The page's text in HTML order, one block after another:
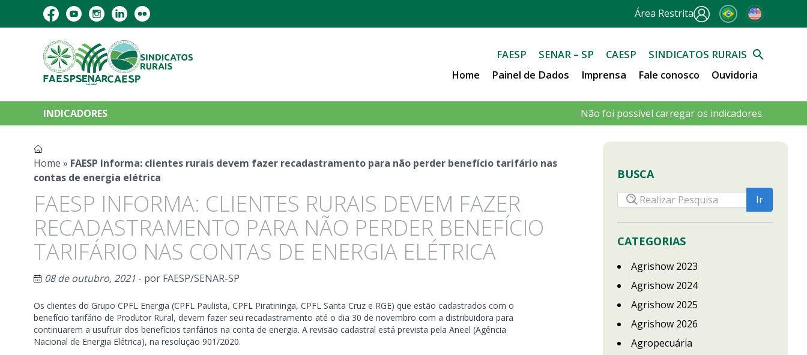
Área Restrita
FAESP SENAR – SP CAESP
SINDICATOS RURAIS
Home
Painel de Dados Imprensa Fale conosco Ouvidoria
INDICADORES Não foi possível carregar os indicadores.
Home » FAESP Informa: clientes rurais devem fazer recadastramento para não perder benefício tarifário nas
contas de energia elétrica
FAESP INFORMA: CLIENTES RURAIS DEVEM FAZER
RECADASTRAMENTO PARA NÃO PERDER BENEFÍCIO
TARIFÁRIO NAS CONTAS DE ENERGIA ELÉTRICA
08 de outubro, 2021 - por FAESP/SENAR-SP
Os clientes do Grupo CPFL Energia (CPFL Paulista, CPFL Piratininga, CPFL Santa Cruz e RGE) que estão cadastrados com o
benefício tarifário de Produtor Rural, devem fazer seu recadastramento até o dia 30 de novembro com a distribuidora para
continuarem a usufruir dos benefícios tarifários na conta de energia. A revisão cadastral está prevista pela Aneel (Agência
Nacional de Energia Elétrica), na resolução 901/2020.
BUSCA
CATEGORIAS
Agrishow 2023
Agrishow 2024
Agrishow 2025
Agrishow 2026
Agropecuária